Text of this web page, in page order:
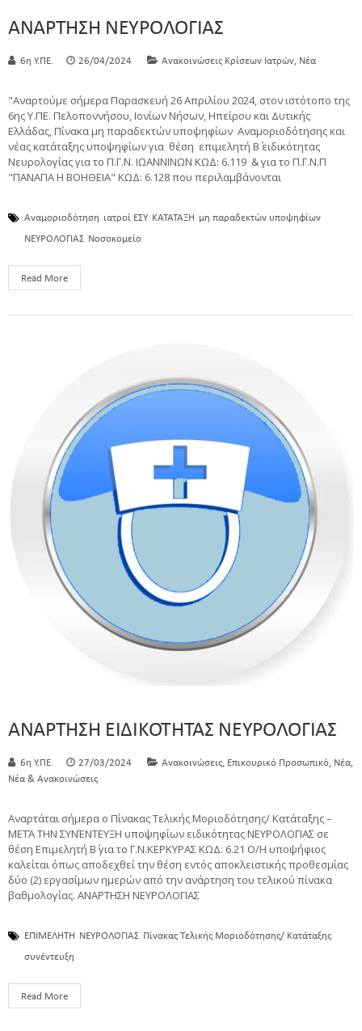
ΑΝΑΡΤΗΣΗ ΝΕΥΡΟΛΟΓΙΑΣ
6η Υ.ΠΕ. 26/04/2024 Ανακοινώσεις Κρίσεων Ιατρών, Νέα
"Αναρτούμε σήμερα Παρασκευή 26 Aπριλίου 2024, στον ιστότοπο της
6ης Υ.ΠΕ. Πελοποννήσου, Ιονίων Νήσων, Ηπείρου και Δυτικής
Ελλάδας, Πίνακα μη παραδεκτών υποψηφίων Αναμοριοδότησης και
νέας κατάταξης υποψηφίων για θέση επιμελητή Β΄ ειδικότητας
Νευρολογίας για το Π.Γ.Ν. ΙΩΑΝΝΙΝΩΝ ΚΩΔ: 6.119 & για το Π.Γ.Ν.Π
"ΠΑΝΑΓΙΑ Η ΒΟΗΘΕΙΑ" ΚΩΔ: 6.128 που περιλαμβάνονται
Αναμοριοδότηση ιατροί ΕΣΥ ΚΑΤΑΤΑΞΗ μη παραδεκτών υποψηφίων
ΝΕΥΡΟΛΟΓΙΑΣ Νοσοκομείο
Read More
ΑΝΑΡΤΗΣΗ ΕΙΔΙΚΟΤΗΤΑΣ ΝΕΥΡΟΛΟΓΙΑΣ
6η Υ.ΠΕ. 27/03/2024 Ανακοινώσεις, Επικουρικό Προσωπικό, Νέα,
Νέα & Ανακοινώσεις
Αναρτάται σήμερα ο Πίνακας Τελικής Μοριοδότησης/ Κατάταξης –
ΜΕΤΆ ΤΗΝ ΣΥΝΈΝΤΕΥΞΗ υποψηφίων ειδικότητας ΝΕΥΡΟΛΟΓΙΑΣ σε
θέση Επιμελητή Β΄ για το Γ.Ν.ΚΕΡΚΥΡΑΣ ΚΩΔ: 6.21 Ο/Η υποψήφιος
καλείται όπως αποδεχθεί την θέση εντός αποκλειστικής προθεσμίας
δύο (2) εργασίμων ημερών από την ανάρτηση του τελικού πίνακα
βαθμολογίας. ΑΝΑΡΤΗΣΗ ΝΕΥΡΟΛΟΓΙΑΣ
ΕΠΙΜΕΛΗΤΗ ΝΕΥΡΟΛΟΓΙΑΣ Πίνακας Τελικής Μοριοδότησης/ Κατάταξης
συνέντευξη
Read More